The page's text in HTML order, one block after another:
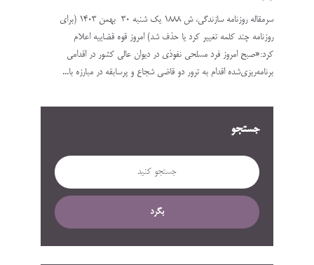
سرمقاله روزنامه سازندگی، ش 1888 یک شنبه 30 بهمن 1403 (برای
روزنامه چند کلمه تغییر کرد یا حذف شد) امروز قوه قضاییه اعلام
کرد:«صبح امروز فرد مسلحی نفوذی در دیوان عالی کشور در اقدامی
برنامه‌ریزی‌شده اقدام به ترور دو قاضی شجاع و پرسابقه در مبارزه با...
جستجو
بگرد